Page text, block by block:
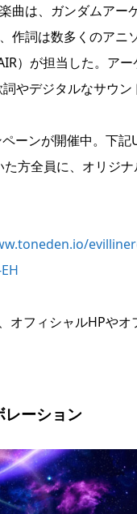
は、ガンダムアー
作詞は数多くのア
）が担当した。ア
やデジタルなサウ
ーンが開催中。下
方全員に、オリジ
オフィシャルHPや
レーション